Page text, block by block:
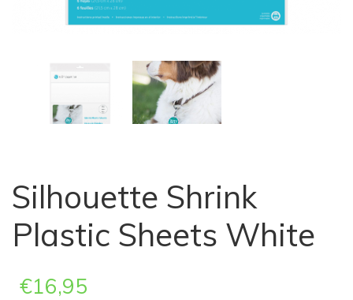
Silhouette Shrink
Plastic Sheets White
€16,95